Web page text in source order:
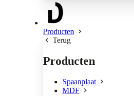
Producten
Terug
Producten
Spaanplaat
MDF